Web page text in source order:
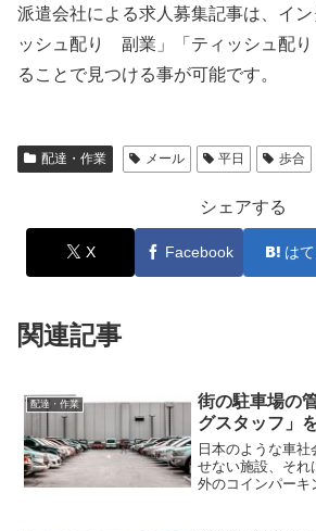
派遣会社による求人募集記事は、イ
ッシュ配り 副業」「ティッシュ配
ることで見つける事が可能です。
配達・作業 メール 平日 歩合
シェアする
X Facebook は
関連記事
配達・作業
街の駐車場の
グスタッフ」
日本のような車
せない施設、それ
外のコインパーキ